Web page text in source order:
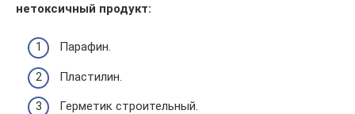
нетоксичный продукт:
Парафин.
Пластилин.
Герметик строительный.